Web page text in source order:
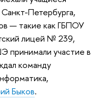
Петербурга,
— такие как ГБПОУ
лицей № 239,
участие в
команду
Быков.